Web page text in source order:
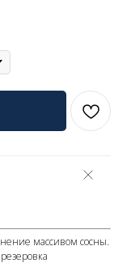
массивом сосны.